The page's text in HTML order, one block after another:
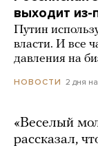
выходит из-
Путин
власти. И все
давления на
НОВОСТИ 2 дня
«Веселый
рассказал,